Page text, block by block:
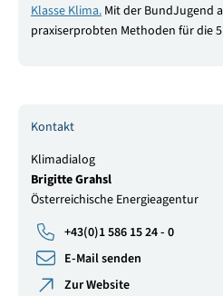
Klasse Klima.Mit der BundJugend
praxiserprobten Methoden für die
Kontakt
Klimadialog
Brigitte Grahsl
Österreichische Energieagentur
+43(0)1 586 15 24 - 0
E-Mail senden
Zur Website